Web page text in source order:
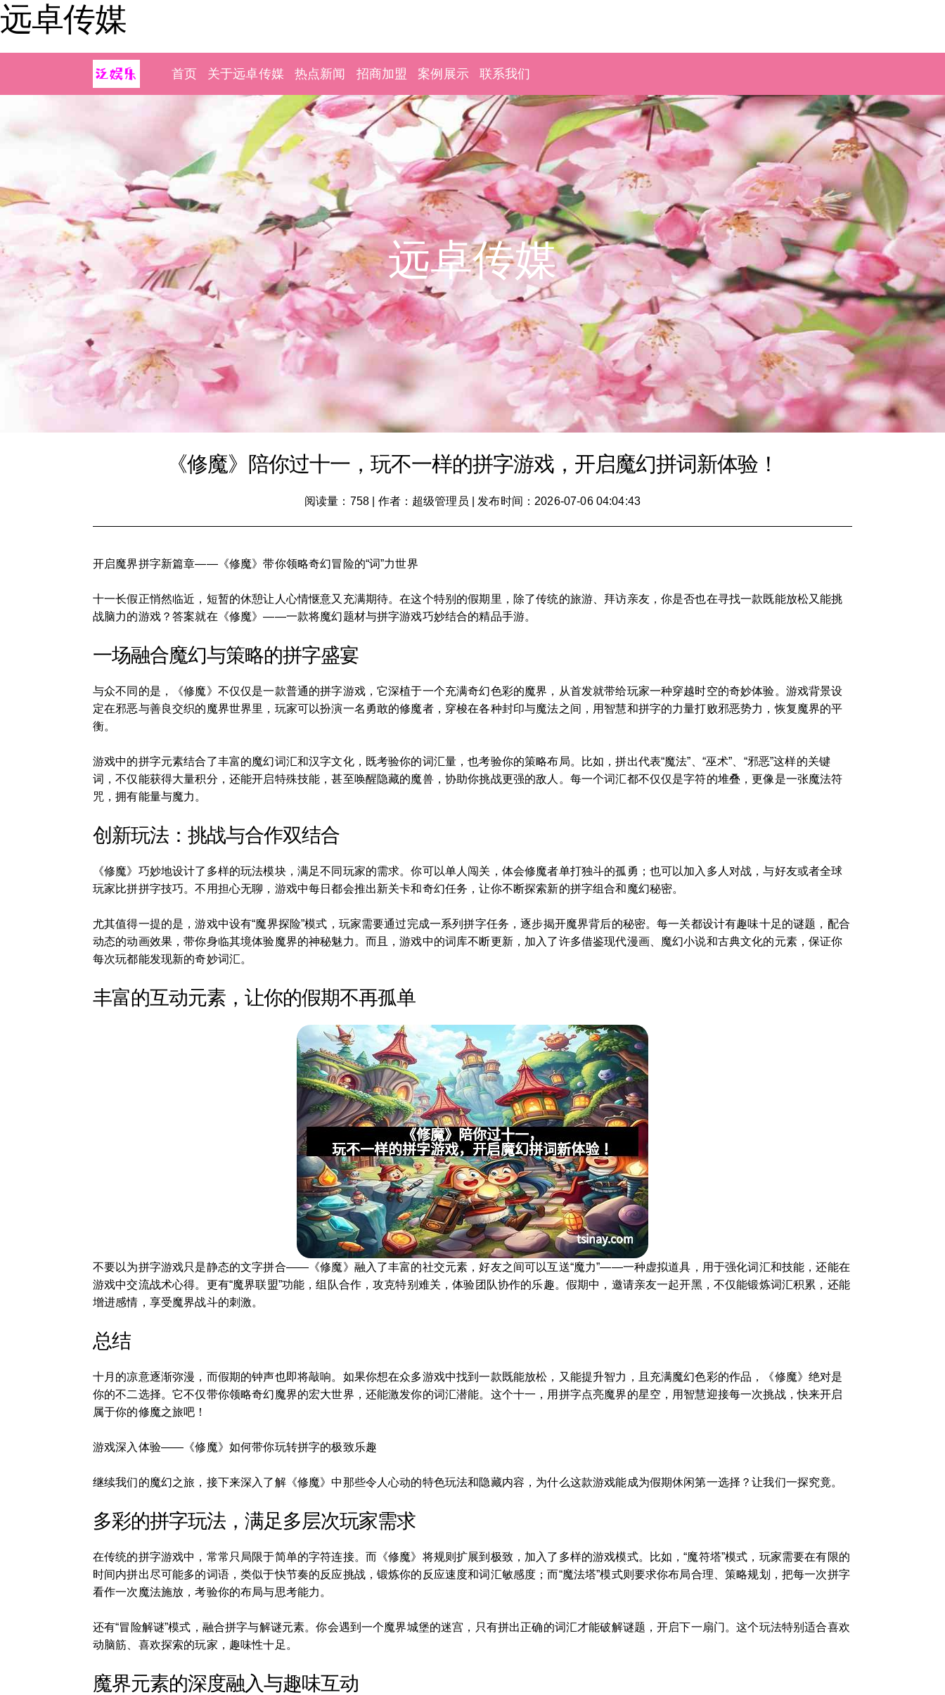
远卓传媒
首页 关于远卓传媒 热点新闻 招商加盟 案例展示 联系我们
远卓传媒
《修魔》陪你过十一，玩不一样的拼字游戏，开启魔幻拼词新体验！
阅读量：758 作者：超级管理员 发布时间：2026-07-06 04:04:43
开启魔界拼字新篇章——《修魔》带你领略奇幻冒险的“词”力世界
十一长假正悄然临近，短暂的休憩让人心情惬意又充满期待。在这个特别的假期里，除了传统的旅游、拜访亲友，你是否也在寻找一款既能放松又能挑
战脑力的游戏？答案就在《修魔》——一款将魔幻题材与拼字游戏巧妙结合的精品手游。
一场融合魔幻与策略的拼字盛宴
与众不同的是，《修魔》不仅仅是一款普通的拼字游戏，它深植于一个充满奇幻色彩的魔界，从首发就带给玩家一种穿越时空的奇妙体验。游戏背景设
定在邪恶与善良交织的魔界世界里，玩家可以扮演一名勇敢的修魔者，穿梭在各种封印与魔法之间，用智慧和拼字的力量打败邪恶势力，恢复魔界的平
衡。
游戏中的拼字元素结合了丰富的魔幻词汇和汉字文化，既考验你的词汇量，也考验你的策略布局。比如，拼出代表“魔法”、“巫术”、“邪恶”这样的关键
词，不仅能获得大量积分，还能开启特殊技能，甚至唤醒隐藏的魔兽，协助你挑战更强的敌人。每一个词汇都不仅仅是字符的堆叠，更像是一张魔法符
咒，拥有能量与魔力。
创新玩法：挑战与合作双结合
《修魔》巧妙地设计了多样的玩法模块，满足不同玩家的需求。你可以单人闯关，体会修魔者单打独斗的孤勇；也可以加入多人对战，与好友或者全球
玩家比拼拼字技巧。不用担心无聊，游戏中每日都会推出新关卡和奇幻任务，让你不断探索新的拼字组合和魔幻秘密。
尤其值得一提的是，游戏中设有“魔界探险”模式，玩家需要通过完成一系列拼字任务，逐步揭开魔界背后的秘密。每一关都设计有趣味十足的谜题，配合
动态的动画效果，带你身临其境体验魔界的神秘魅力。而且，游戏中的词库不断更新，加入了许多借鉴现代漫画、魔幻小说和古典文化的元素，保证你
每次玩都能发现新的奇妙词汇。
丰富的互动元素，让你的假期不再孤单
不要以为拼字游戏只是静态的文字拼合——《修魔》融入了丰富的社交元素，好友之间可以互送“魔力”——一种虚拟道具，用于强化词汇和技能，还能在
游戏中交流战术心得。更有“魔界联盟”功能，组队合作，攻克特别难关，体验团队协作的乐趣。假期中，邀请亲友一起开黑，不仅能锻炼词汇积累，还能
增进感情，享受魔界战斗的刺激。
总结
十月的凉意逐渐弥漫，而假期的钟声也即将敲响。如果你想在众多游戏中找到一款既能放松，又能提升智力，且充满魔幻色彩的作品，《修魔》绝对是
你的不二选择。它不仅带你领略奇幻魔界的宏大世界，还能激发你的词汇潜能。这个十一，用拼字点亮魔界的星空，用智慧迎接每一次挑战，快来开启
属于你的修魔之旅吧！
游戏深入体验——《修魔》如何带你玩转拼字的极致乐趣
继续我们的魔幻之旅，接下来深入了解《修魔》中那些令人心动的特色玩法和隐藏内容，为什么这款游戏能成为假期休闲第一选择？让我们一探究竟。
多彩的拼字玩法，满足多层次玩家需求
在传统的拼字游戏中，常常只局限于简单的字符连接。而《修魔》将规则扩展到极致，加入了多样的游戏模式。比如，“魔符塔”模式，玩家需要在有限的
时间内拼出尽可能多的词语，类似于快节奏的反应挑战，锻炼你的反应速度和词汇敏感度；而“魔法塔”模式则要求你布局合理、策略规划，把每一次拼字
看作一次魔法施放，考验你的布局与思考能力。
还有“冒险解谜”模式，融合拼字与解谜元素。你会遇到一个魔界城堡的迷宫，只有拼出正确的词汇才能破解谜题，开启下一扇门。这个玩法特别适合喜欢
动脑筋、喜欢探索的玩家，趣味性十足。
魔界元素的深度融入与趣味互动